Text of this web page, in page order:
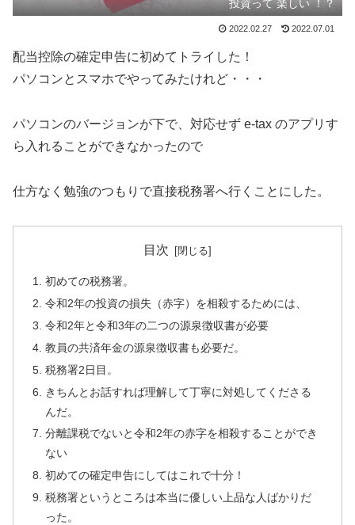
投資って 楽しい ！？
2022.02.27 2022.07.01
配当控除の確定申告に初めてトライした！
パソコンとスマホでやってみたけれど・・・
パソコンのバージョンが下で、対応せず e-tax のアプリす
ら入れることができなかったので
仕方なく勉強のつもりで直接税務署へ行くことにした。
目次
初めての税務署。
令和2年の投資の損失（赤字）を相殺するためには、
令和2年と令和3年の二つの源泉徴収書が必要
教員の共済年金の源泉徴収書も必要だ。
税務署2日目。
きちんとお話すれば理解して丁寧に対処してくださる
んだ。
分離課税でないと令和2年の赤字を相殺することができ
ない
初めての確定申告にしてはこれで十分！
税務署というところは本当に優しい上品な人ばかりだ
った。